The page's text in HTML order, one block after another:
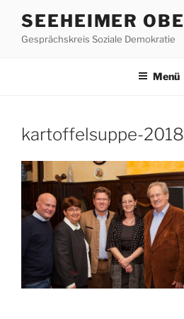
Inhalt
springen
SEEHEIMER
Gesprächskreis Soziale Demokratie
Menü
kartoffelsuppe-